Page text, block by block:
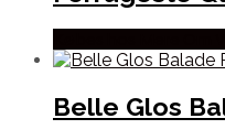
Belle Glos